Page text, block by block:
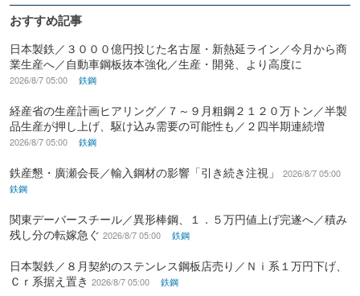
おすすめ記事
日本製鉄／３０００億円投じた名古屋・新熱延ライン／今月から商
業生産へ／自動車鋼板抜本強化／生産・開発、より高度に
2026/8/7 05:00 鉄鋼
経産省の生産計画ヒアリング／７～９月粗鋼２１２０万トン／半製
品生産が押し上げ、駆け込み需要の可能性も／２四半期連続増
2026/8/7 05:00 鉄鋼
鉄産懇・廣瀬会長／輸入鋼材の影響「引き続き注視」
2026/8/7 05:00
鉄鋼
関東デーバースチール／異形棒鋼、１．５万円値上げ完遂へ／積み
残し分の転嫁急ぐ 2026/8/7 05:00 鉄鋼
日本製鉄／８月契約のステンレス鋼板店売り／Ｎｉ系１万円下げ、
Ｃｒ系据え置き 2026/8/7 05:00 鉄鋼